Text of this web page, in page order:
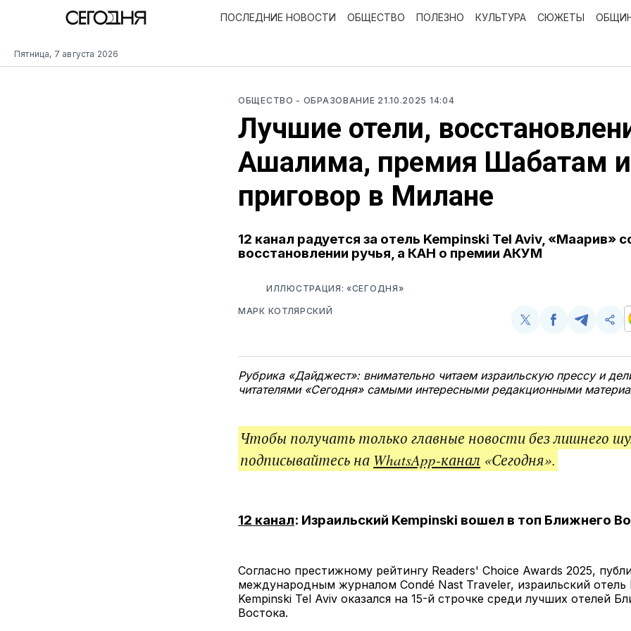
Пятница, 7 августа 2026
ПОСЛЕДНИЕ НОВОСТИ ОБЩЕСТВО ПОЛЕЗНО КУЛЬТУРА СЮЖЕТЫ
ОБЩЕСТВО - ОБРАЗОВАНИЕ 21.10.2025 14:04
Лучшие отели,
Ашалима, премия Шабатам и
приговор в Милане
12 канал радуется за отель Kempinski Tel Aviv, «Маарив»
восстановлении ручья, а КАН о премии АКУМ
ИЛЛЮСТРАЦИЯ: «СЕГОДНЯ»
МАРК КОТЛЯРСКИЙ
Поделиться
Twitter
Поделиться
FacebookTelegram
Рубрика «Дайджест»: внимательно читаем израильскую прессу и
читателями «Сегодня» самыми интересными редакционными
Чтобы получать только главные новости без лишнего
подписывайтесь на WhatsApp-канал «Сегодня».
12 канал: Израильский Kempinski вошел в топ Ближнего
Согласно престижному рейтингу Readers' Choice Awards 2025,
международным журналом Condé Nast Traveler, израильский отель
Kempinski Tel Aviv оказался на 15-й строчке среди лучших отелей
Востока.